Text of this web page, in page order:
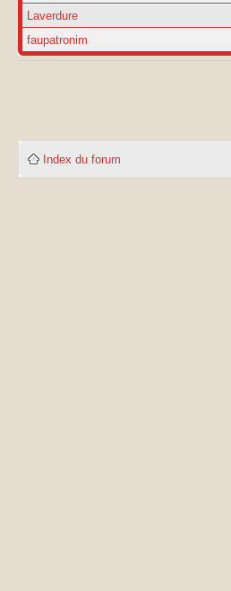
Laverdure
faupatronim
Index du forum